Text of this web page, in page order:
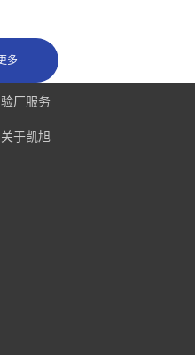
验厂服务
关于凯旭